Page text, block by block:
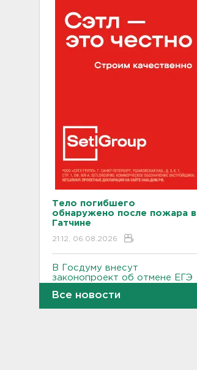
Тело погибшего
обнаружено после пожара в
Гатчине
21:12, 06.08.2026
В Госдуму внесут
законопроект об отмене ЕГЭ
Все новости